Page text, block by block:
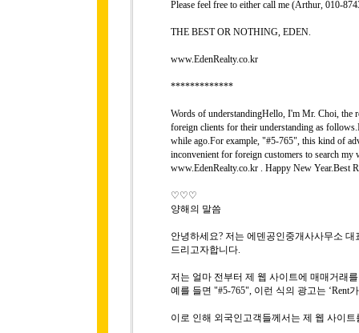
Please feel free to either call me (Arthur, 010-
THE BEST OR NOTHING, EDEN.
www.EdenRealty.co.kr
*************
Words of understandingHello, I'm Mr. Choi, the
foreign clients for their understanding as
while ago.For example, "#5-765", this kind of
inconvenient for foreign customers to search
www.EdenRealty.co.kr . Happy New Year.Best
♡♡♡
양해의 말씀
안녕하세요? 저는 에덴공인중개사사무소
드리고자합니다.
저는 얼마 전부터 제 웹 사이트에 매매거래
예를 들면 "#5-765", 이런 식의 광고는 ‘Rent
이로 인해 외국인고객들께서는 제 웹 사이